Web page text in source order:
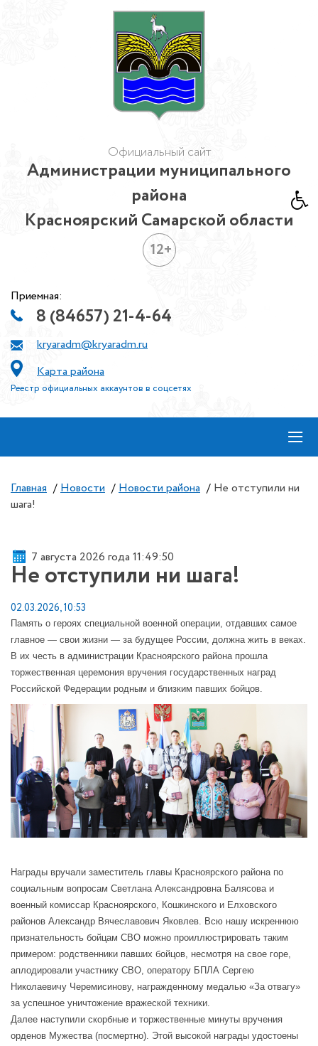
Официальный сайт
Администрации муниципального
района
Красноярский Самарской области
12+
Приемная:
8 (84657) 21-4-64
kryaradm@kryaradm.ru
Карта района
Реестр официальных аккаунтов в соцсетях
≡
Главная / Новости / Новости района / Не отступили ни
шага!
7 августа 2026 года 11:49:50
Не отступили ни шага!
02.03.2026, 10:53
Память о героях специальной военной операции, отдавших самое
главное — свои жизни — за будущее России, должна жить в веках.
В их честь в администрации Красноярского района прошла
торжественная церемония вручения государственных наград
Российской Федерации родным и близким павших бойцов.
Награды вручали заместитель главы Красноярского района по
социальным вопросам Светлана Александровна Балясова и
военный комиссар Красноярского, Кошкинского и Елховского
районов Александр Вячеславович Яковлев. Всю нашу искреннюю
признательность бойцам СВО можно проиллюстрировать таким
примером: родственники павших бойцов, несмотря на свое горе,
аплодировали участнику СВО, оператору БПЛА Сергею
Николаевичу Черемисинову, награжденному медалью «За отвагу»
за успешное уничтожение вражеской техники.
Далее наступили скорбные и торжественные минуты вручения
орденов Мужества (посмертно). Этой высокой награды удостоены